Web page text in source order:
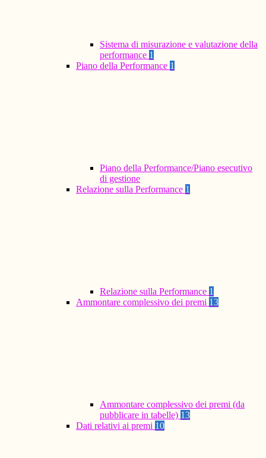
Sistema di misurazione e valutazione della
performance 1
Piano della Performance 1
Piano della Performance/Piano esecutivo
di gestione
Relazione sulla Performance 1
Relazione sulla Performance 1
Ammontare complessivo dei premi 13
Ammontare complessivo dei premi (da
pubblicare in tabelle) 13
Dati relativi ai premi 10